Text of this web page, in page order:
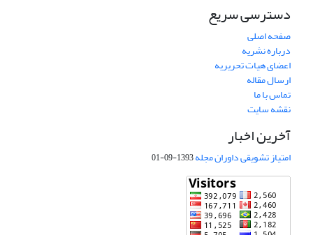
دسترسی سریع
صفحه اصلی
درباره نشریه
اعضای هیات تحریریه
ارسال مقاله
تماس با ما
نقشه سایت
آخرین اخبار
امتیاز تشویقی داوران مجله1393-09-01